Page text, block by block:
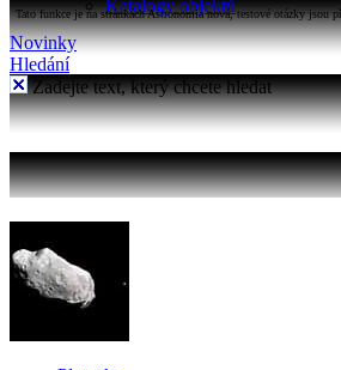
Katalogy objektů
Tato funkce je na stránkách Astronomia nová, testové otázky jsou
Novinky
Hledání
Zadejte text, který chcete hledat